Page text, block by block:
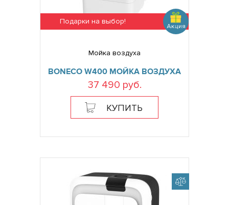
Подарки на выбор!
Мойка воздуха
BONECO W400 МОЙКА ВОЗДУХА
37 490 руб.
КУПИТЬ